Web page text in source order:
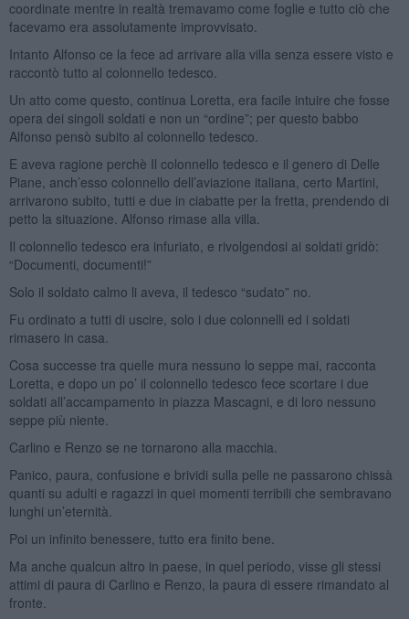
coordinate mentre in realtà tremavamo come foglie e tutto ciò che
facevamo era assolutamente improvvisato.
Intanto Alfonso ce la fece ad arrivare alla villa senza essere visto e
raccontò tutto al colonnello tedesco.
Un atto come questo, continua Loretta, era facile intuire che fosse
opera dei singoli soldati e non un “ordine”; per questo babbo
Alfonso pensò subito al colonnello tedesco.
E aveva ragione perchè Il colonnello tedesco e il genero di Delle
Piane, anch’esso colonnello dell’aviazione italiana, certo Martini,
arrivarono subito, tutti e due in ciabatte per la fretta, prendendo di
petto la situazione. Alfonso rimase alla villa.
Il colonnello tedesco era infuriato, e rivolgendosi ai soldati gridò:
“Documenti, documenti!”
Solo il soldato calmo li aveva, il tedesco “sudato” no.
Fu ordinato a tutti di uscire, solo i due colonnelli ed i soldati
rimasero in casa.
Cosa successe tra quelle mura nessuno lo seppe mai, racconta
Loretta, e dopo un po’ il colonnello tedesco fece scortare i due
soldati all’accampamento in piazza Mascagni, e di loro nessuno
seppe più niente.
Carlino e Renzo se ne tornarono alla macchia.
Panico, paura, confusione e brividi sulla pelle ne passarono chissà
quanti su adulti e ragazzi in quei momenti terribili che sembravano
lunghi un’eternità.
Poi un infinito benessere, tutto era finito bene.
Ma anche qualcun altro in paese, in quel periodo, visse gli stessi
attimi di paura di Carlino e Renzo, la paura di essere rimandato al
fronte.